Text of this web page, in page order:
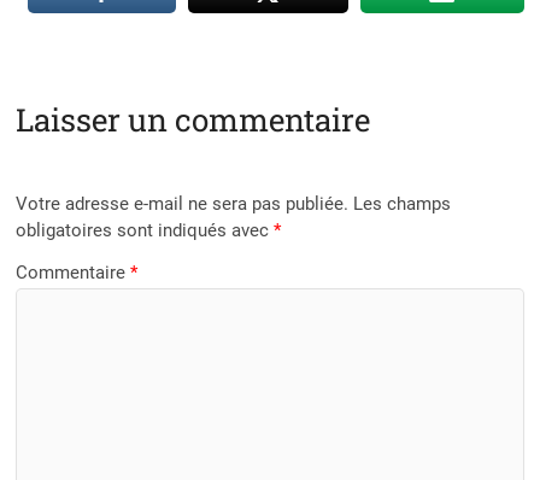
Laisser un commentaire
Votre adresse e-mail ne sera pas publiée. Les champs
obligatoires sont indiqués avec*
Commentaire*